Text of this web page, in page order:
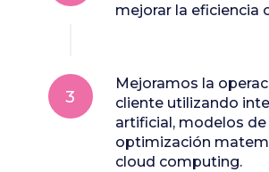
mejorar la eficiencia
3
Mejoramos la
cliente utilizando
artificial, modelos de
optimización
cloud computing.